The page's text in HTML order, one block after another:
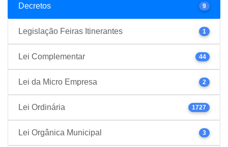
Decretos 9
Legislação Feiras Itinerantes 1
Lei Complementar 44
Lei da Micro Empresa 2
Lei Ordinária 1727
Lei Orgânica Municipal 3